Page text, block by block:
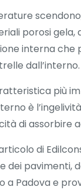
porosi gela,
interna
dall’interno.
più
è
di assorbire
di
dei pavimenti,
a Padova e